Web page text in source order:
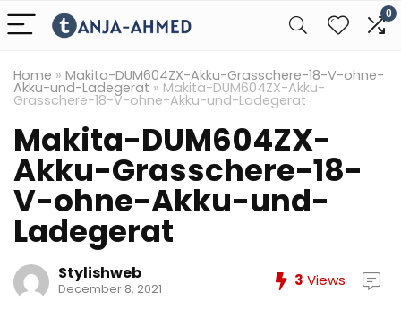
0
Home » Makita-DUM604ZX-Akku-Grasschere-18-V-ohne-
Akku-und-Ladegerat » Makita-DUM604ZX-Akku-
Grasschere-18-V-ohne-Akku-und-Ladegerat
Makita-DUM604ZX-
Akku-Grasschere-18-
V-ohne-Akku-und-
Ladegerat
Stylishweb
December 8, 2021 3 Views